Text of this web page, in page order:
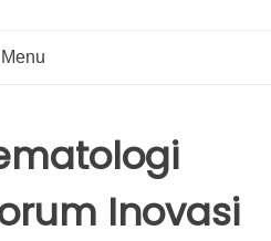
Menu
Inovasi